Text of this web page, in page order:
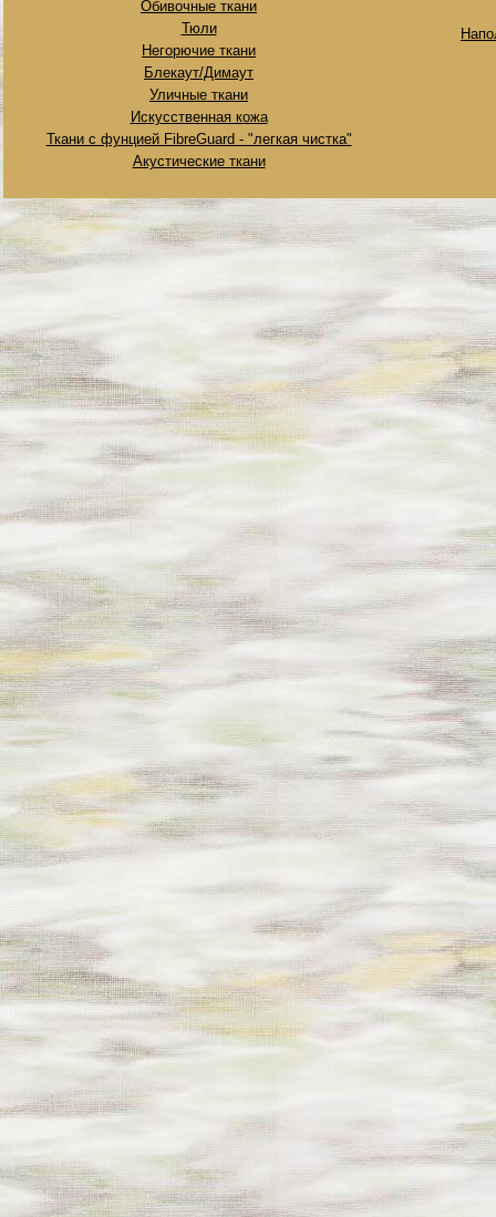
Обивочные ткани
Тюли
Негорючие ткани
Блекаут/Димаут
Уличные ткани
Искусственная кожа
Ткани с фунцией FibreGuard - "легкая чистка"
Акустические ткани